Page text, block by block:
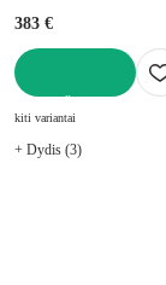
383 €
kiti variantai
+ Dydis (3)